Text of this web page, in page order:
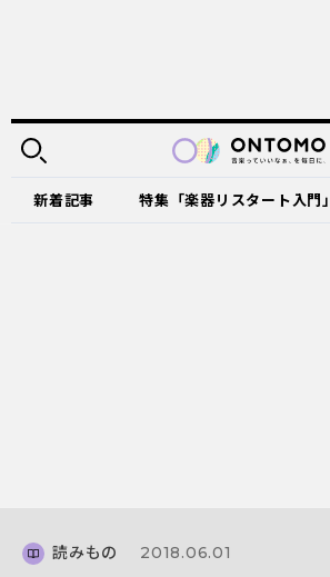
新着記事 特集「楽器リスタート入門」
読みもの 2018.06.01